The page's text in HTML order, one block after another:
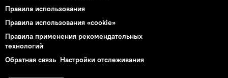
Правила использования
Правила использования «cookie»
Правила применения рекомендательных
технологий
Обратная связь Настройки отслеживания